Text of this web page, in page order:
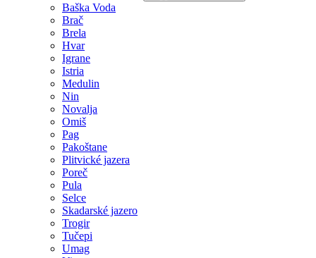
Baška Voda
Brač
Brela
Hvar
Igrane
Istria
Medulin
Nin
Novalja
Omiš
Pag
Pakoštane
Plitvické jazera
Poreč
Pula
Selce
Skadarské jazero
Trogir
Tučepi
Umag